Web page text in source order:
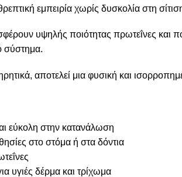
εμπειρία χωρίς δυσκολία στη
υψηλής ποιότητας πρωτεΐνες και
σύστημα.
αποτελεί μια φυσική και
εύκολη στην κατανάλωση
στο στόμα ή στα δόντια
υγιές δέρμα και τρίχωμα